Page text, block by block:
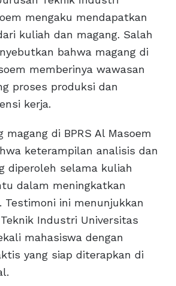
mengaku mendapatkan
kuliah dan magang. Salah
bahwa magang di
memberinya wawasan
proses produksi dan
kerja.
di BPRS Al Masoem
keterampilan analisis dan
diperoleh selama kuliah
dalam meningkatkan
Testimoni ini menunjukkan
Industri Universitas
mahasiswa dengan
yang siap diterapkan di